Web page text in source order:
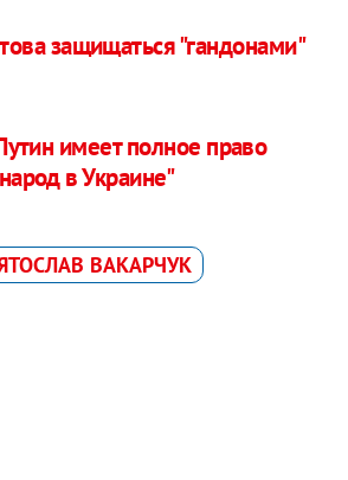
защищаться "гандонами"
имеет полное право
в Украине"
ВАКАРЧУК